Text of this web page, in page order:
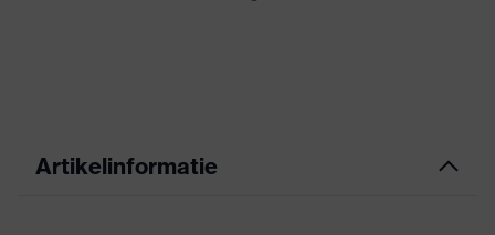
Artikelinformatie